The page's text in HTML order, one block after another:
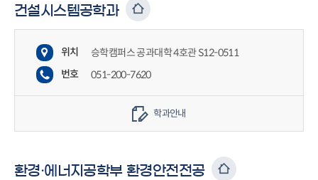
건설시스템공학과
위치
승학캠퍼스 공과대학 4호관 S12-0511
번호
051-200-7620
학과안내
환경·에너지공학부 환경안전전공